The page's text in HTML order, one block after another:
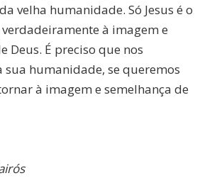
velha humanidade. Só Jesus é o
à imagem e
Deus. É preciso que nos
sua humanidade, se queremos
à imagem e semelhança de